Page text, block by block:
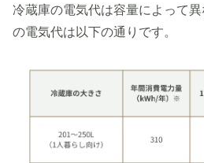
冷蔵庫の電気代は容量によって
の電気代は以下の通りです。